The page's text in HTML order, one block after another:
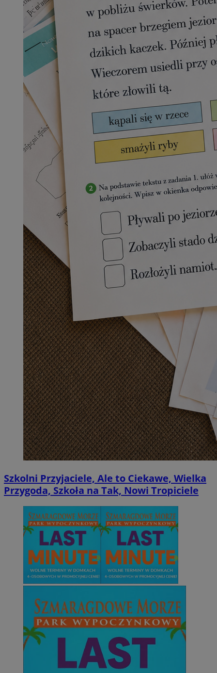
Szkolni Przyjaciele, Ale to Ciekawe, Wielka
Przygoda, Szkoła na Tak, Nowi Tropiciele